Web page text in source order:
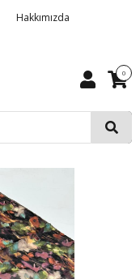
Hakkımızda
0